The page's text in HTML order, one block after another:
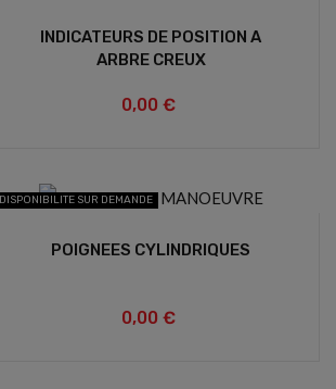
INDICATEURS DE POSITION A
ARBRE CREUX
0,00 €
DISPONIBILITE SUR DEMANDE
POIGNEES CYLINDRIQUES
0,00 €